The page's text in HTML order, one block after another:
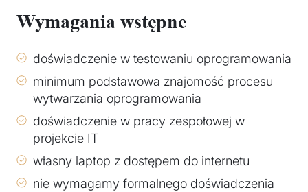
Wymagania wstępne
doświadczenie w testowaniu oprogramowania
minimum podstawowa znajomość procesu
wytwarzania oprogramowania
doświadczenie w pracy zespołowej w
projekcie IT
własny laptop z dostępem do internetu
nie wymagamy formalnego doświadczenia